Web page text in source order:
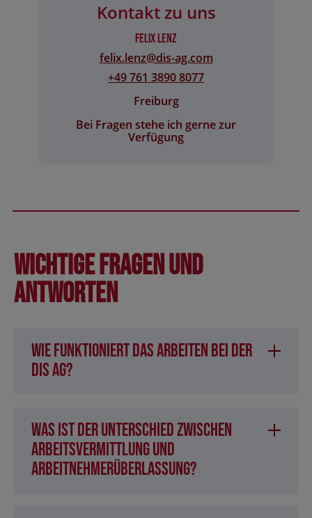
Kontakt zu uns
Felix Lenz
felix.lenz@​dis-ag.com
+49 761 3890 8077
Freiburg
Bei Fragen stehe ich gerne zur
Verfügung
Wichtige Fragen und
Antworten
Wie funktioniert das Arbeiten bei der
DIS AG?
Was ist der Unterschied zwischen
Arbeitsvermittlung und
Arbeitnehmerüberlassung?